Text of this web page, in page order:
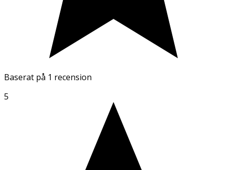
Baserat på 1 recension
5